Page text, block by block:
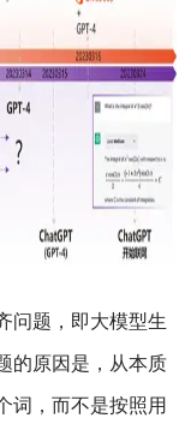
问题，即大模型生
的原因是，从本质
词，而不是按照用